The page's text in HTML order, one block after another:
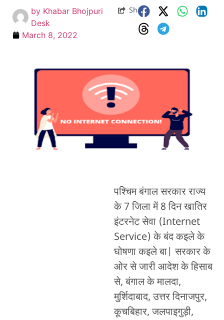
by Khabar Bhojpuri
Desk
March 8, 2022
Share
पश्चिम बंगाल सरकार राज्य
के 7 जिला में 8 दिन खातिर
इंटरनेट सेवा (Internet
Service) के बंद कइले के
घोषणा कइले बा| सरकार के
ओर से जारी आदेश के हिसाब
से, बंगाल के मालदा,
मुर्शिदाबाद, उत्तर दिनाजपुर,
कूचबिहार, जलपाइगुड़ी,